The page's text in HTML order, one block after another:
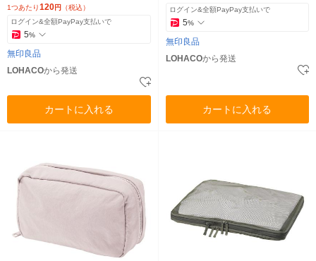
1つあたり120円 （税込）
ログイン&全額PayPay支払いで
5%
無印良品
LOHACOから発送
カートに入れる
ログイン&全額PayPay支払いで
5%
無印良品
LOHACOから発送
カートに入れる